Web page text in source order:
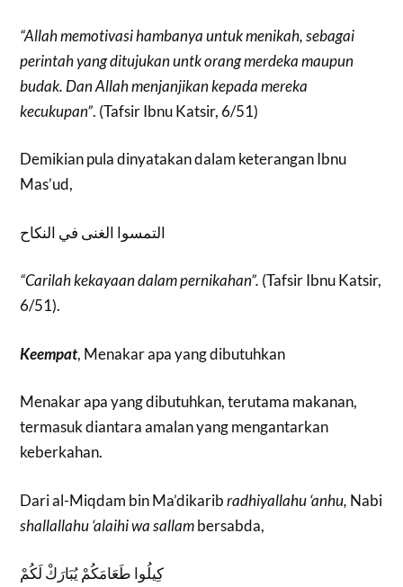
“Allah memotivasi hambanya untuk menikah, sebagai
perintah yang ditujukan untk orang merdeka maupun
budak. Dan Allah menjanjikan kepada mereka
kecukupan”. (Tafsir Ibnu Katsir, 6/51)
Demikian pula dinyatakan dalam keterangan Ibnu
Mas’ud,
التمسوا الغنى في النكاح
“Carilah kekayaan dalam pernikahan”. (Tafsir Ibnu Katsir,
6/51).
Keempat, Menakar apa yang dibutuhkan
Menakar apa yang dibutuhkan, terutama makanan,
termasuk diantara amalan yang mengantarkan
keberkahan.
Dari al-Miqdam bin Ma’dikaribradhiyallahu ‘anhu, Nabi
shallallahu ‘alaihi wa sallambersabda,
كِيلُوا طَعَامَكُمْ يُبَارَكْ لَكُمْ